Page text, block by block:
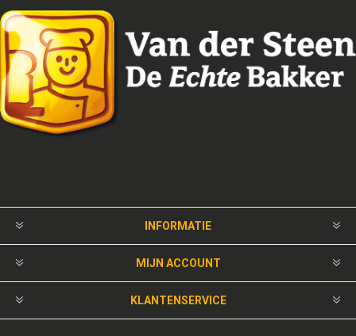
INFORMATIE
MIJN ACCOUNT
KLANTENSERVICE